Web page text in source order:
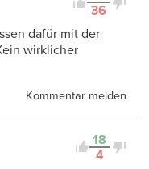
36
dafür mit der
wirklicher
Kommentar melden
18
4